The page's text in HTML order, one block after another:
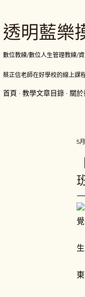
透明藍樂
數位教練/數位人生管理教練/
蔡正信老師在好學校的線上課
首頁 教學文章目錄 關
5